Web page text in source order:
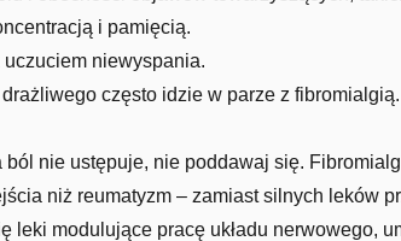
i pamięcią.
niewyspania.
często idzie w parze z fibromialgią.
nie ustępuje, nie poddawaj się.
niż reumatyzm – zamiast silnych leków
leki modulujące pracę układu nerwowego,